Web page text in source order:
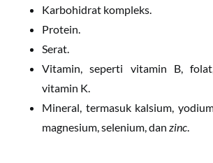
Karbohidrat kompleks.
Protein.
Serat.
Vitamin, seperti vitamin B,
vitamin K.
Mineral, termasuk kalsium,
magnesium, selenium, dan zinc.